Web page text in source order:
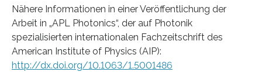
Nähere Informationen in einer Veröffentlichung der
Arbeit in „APL Photonics“, der auf Photonik
spezialisierten internationalen Fachzeitschrift des
American Institute of Physics (AIP):
http://dx.doi.org/10.1063/1.5001486